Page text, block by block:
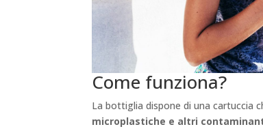
Come funziona?
La bottiglia dispone di una cartuccia
microplastiche e altri